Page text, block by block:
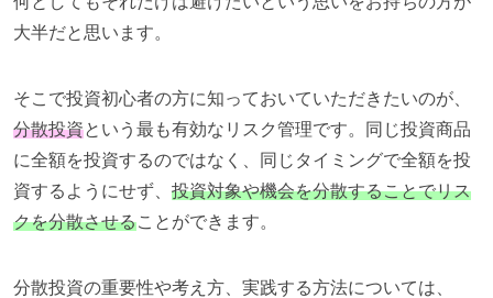
大半だと思います。
そこで投資初心者の方に知っておいていただきたいのが、
分散投資という最も有効なリスク管理です。同じ投資商品
に全額を投資するのではなく、同じタイミングで全額を投
資するようにせず、 投資対象や機会を分散することでリス
クを分散させることができます。
分散投資の重要性や考え方、実践する方法については、